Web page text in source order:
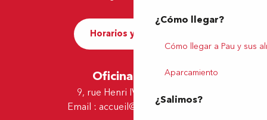
¿Cómo llegar?
Cómo llegar a Pau y sus
Aparcamiento
¿Salimos?
Horarios y contacto
Oficina de Pau
9, rue Henri IV - 64000 Pau
Email : accueil@tourismepau.fr